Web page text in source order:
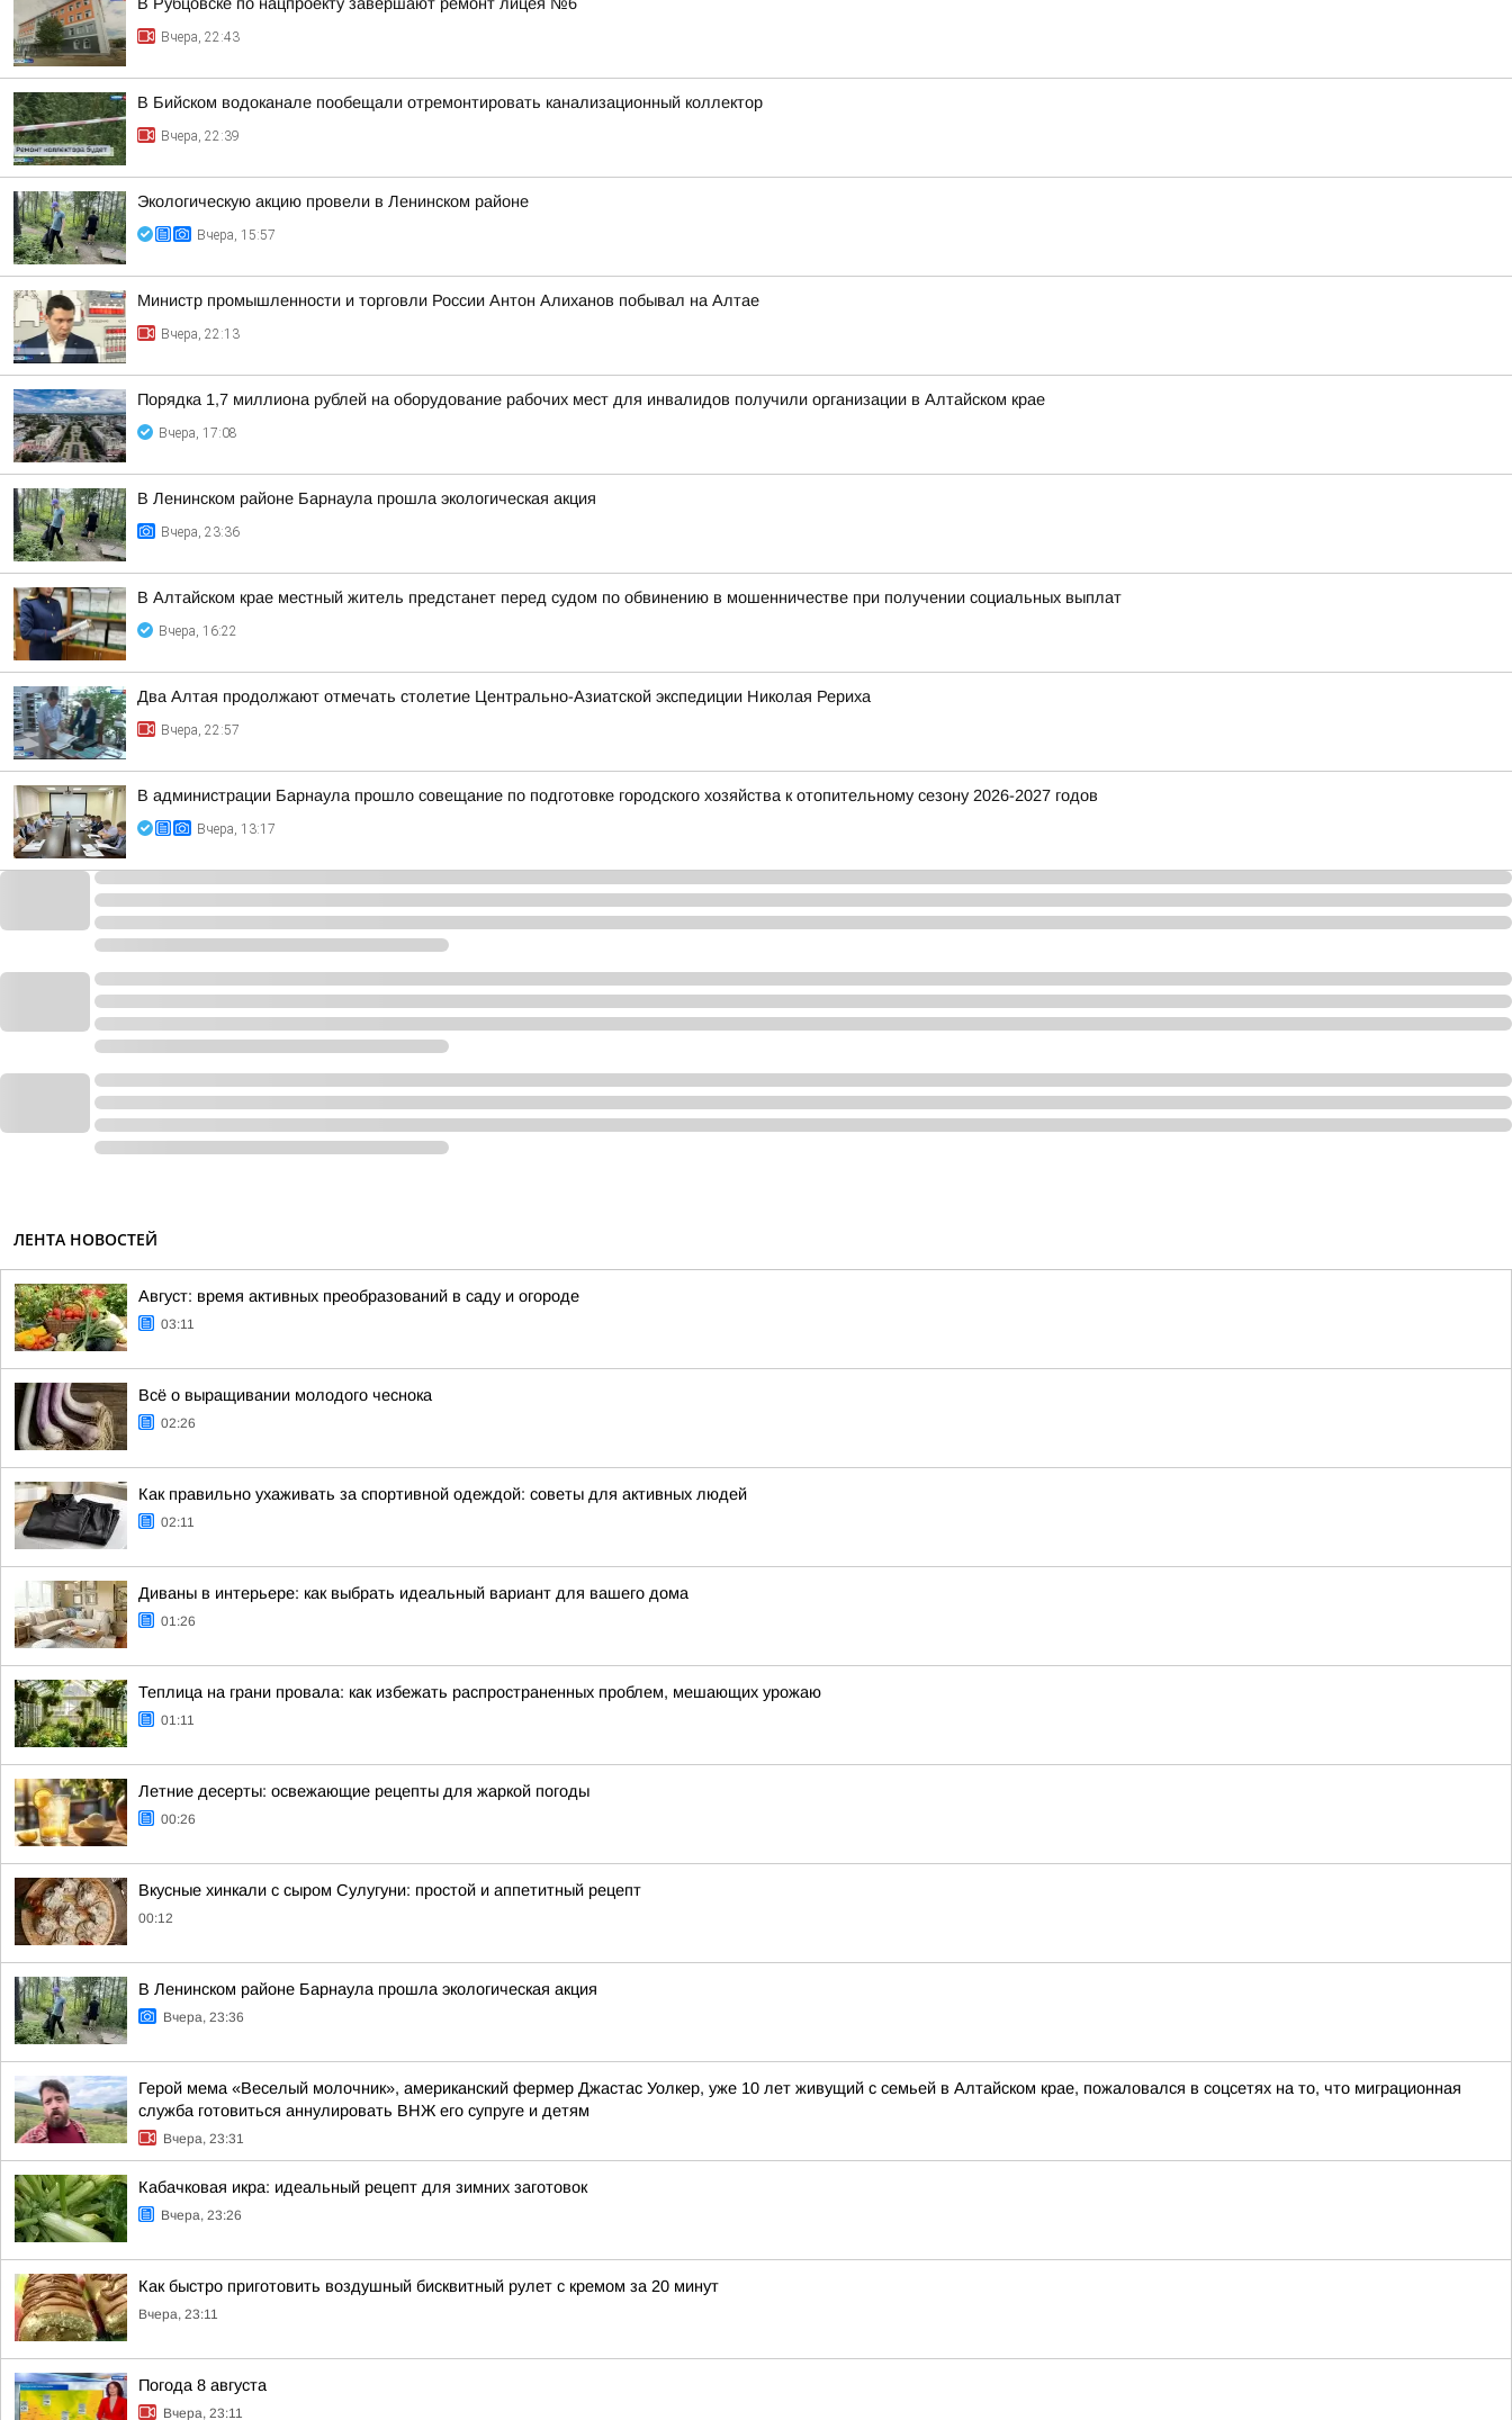
Вчера, 22:43
В Бийском водоканале пообещали отремонтировать канализационный коллектор
Вчера, 22:39
Экологическую акцию провели в Ленинском районе
Вчера, 15:57
Министр промышленности и торговли России Антон Алиханов побывал на Алтае
Вчера, 22:13
Порядка 1,7 миллиона рублей на оборудование рабочих мест для инвалидов получили организации в Алтайском крае
Вчера, 17:08
В Ленинском районе Барнаула прошла экологическая акция
Вчера, 23:36
В Алтайском крае местный житель предстанет перед судом по обвинению в мошенничестве при получении социальных выплат
Вчера, 16:22
Два Алтая продолжают отмечать столетие Центрально-Азиатской экспедиции Николая Рериха
Вчера, 22:57
В администрации Барнаула прошло совещание по подготовке городского хозяйства к отопительному сезону 2026-2027 годов
Вчера, 13:17
ЛЕНТА НОВОСТЕЙ
Август: время активных преобразований в саду и огороде
03:11
Всё о выращивании молодого чеснока
02:26
Как правильно ухаживать за спортивной одеждой: советы для активных людей
02:11
Диваны в интерьере: как выбрать идеальный вариант для вашего дома
01:26
Теплица на грани провала: как избежать распространенных проблем, мешающих урожаю
01:11
Летние десерты: освежающие рецепты для жаркой погоды
00:26
Вкусные хинкали с сыром Сулугуни: простой и аппетитный рецепт
00:12
В Ленинском районе Барнаула прошла экологическая акция
Вчера, 23:36
Герой мема «Веселый молочник», американский фермер Джастас Уолкер, уже 10 лет живущий с семьей в Алтайском крае, пожаловался в соцсетях на то, что миграционная
служба готовиться аннулировать ВНЖ его супруге и детям
Вчера, 23:31
Кабачковая икра: идеальный рецепт для зимних заготовок
Вчера, 23:26
Как быстро приготовить воздушный бисквитный рулет с кремом за 20 минут
Вчера, 23:11
Погода 8 августа
Вчера, 23:11